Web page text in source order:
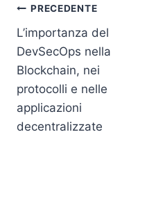
Navigazione
articoli
PRECEDENTE
L’importanza del
DevSecOps nella
Blockchain, nei
protocolli e nelle
applicazioni
decentralizzate